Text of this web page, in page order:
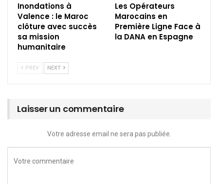
Inondations à
Valence : le Maroc
clôture avec succès
sa mission
humanitaire
Les Opérateurs
Marocains en
Première Ligne Face à
la DANA en Espagne
PREV NEXT
Laisser un commentaire
Votre adresse email ne sera pas publiée.